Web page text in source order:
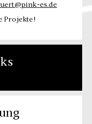
es.de
Projekte!